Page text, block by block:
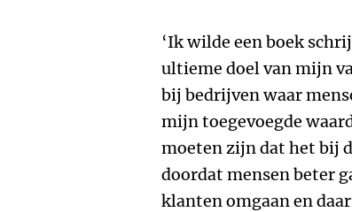
‘Ik wilde een boek
ultieme doel van mijn
bij bedrijven waar
mijn toegevoegde
moeten zijn dat het bij
doordat mensen beter
klanten omgaan en